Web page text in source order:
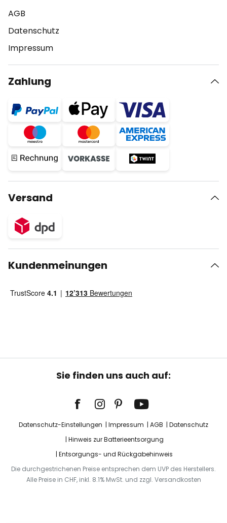
AGB
Datenschutz
Impressum
Zahlung
Versand
Kundenmeinungen
Sie finden uns auch auf:
Datenschutz-Einstellungen Impressum AGB
Datenschutz
Hinweis zur Batterieentsorgung
Entsorgungs- und Rückgabehinweis
Die durchgestrichenen Preise entsprechen dem UVP des Herstellers.
Alle Preise in CHF, inkl. 8.1% MwSt. und zzgl. Versandkosten